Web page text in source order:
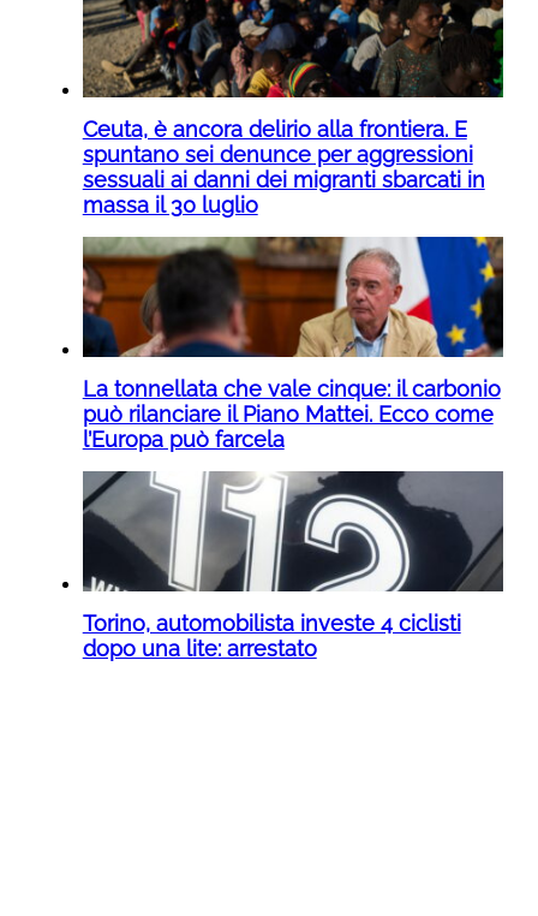
Ceuta, è ancora delirio alla frontiera. E
spuntano sei denunce per aggressioni
sessuali ai danni dei migranti sbarcati in
massa il 30 luglio
La tonnellata che vale cinque: il carbonio
può rilanciare il Piano Mattei. Ecco come
l’Europa può farcela
Torino, automobilista investe 4 ciclisti
dopo una lite: arrestato